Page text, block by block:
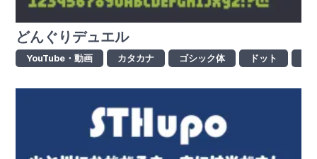
どんぐりデュエル
YouTube・動画 カタカナ ゴシック体 ドット